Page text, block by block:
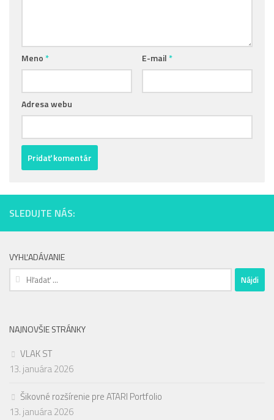
Meno* E-mail*
Adresa webu
SLEDUJTE NÁS:
VYHĽADÁVANIE
Hľadať:
NAJNOVŠIE STRÁNKY
VLAK ST
13. januára 2026
Šikovné rozšírenie pre ATARI Portfolio
13. januára 2026